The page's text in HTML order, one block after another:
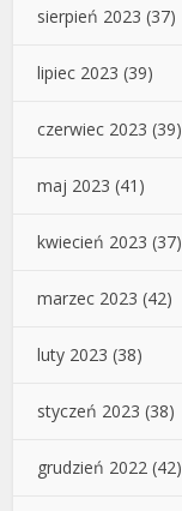
sierpień 2023 (37)
lipiec 2023 (39)
czerwiec 2023 (39)
maj 2023 (41)
kwiecień 2023 (37)
marzec 2023 (42)
luty 2023 (38)
styczeń 2023 (38)
grudzień 2022 (42)